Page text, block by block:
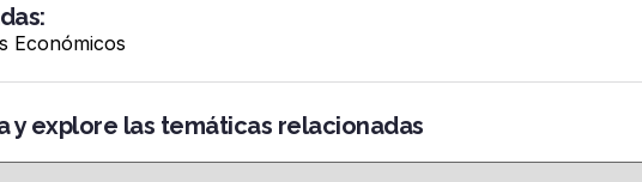
Económicos
y explore las temáticas relacionadas